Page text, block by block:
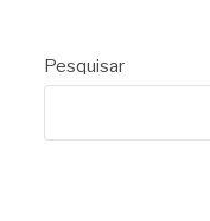
Pesquisar